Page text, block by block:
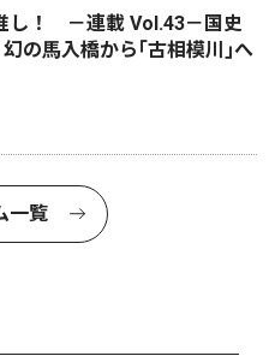
し！ －連載 Vol.43－国史
の馬入橋から｢古相模川｣へ
一覧